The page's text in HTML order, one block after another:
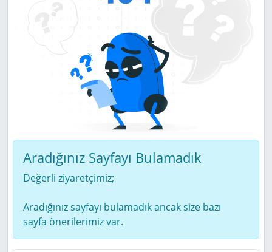
Aradığınız Sayfayı Bulamadık
Değerli ziyaretçimiz;
Aradığınız sayfayı bulamadık ancak size bazı
sayfa önerilerimiz var.